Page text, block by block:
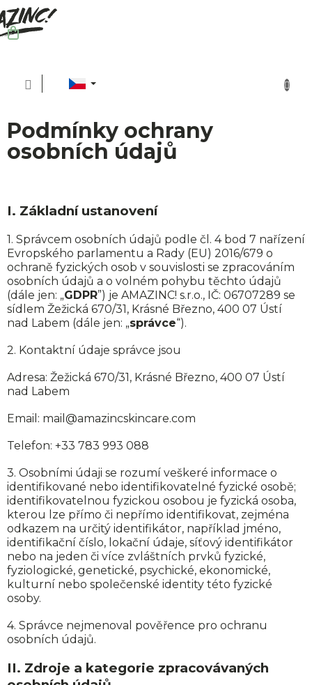
Přejít
na
Podmínky ochrany
osobních údajů
I. Základní ustanovení
1. Správcem osobních údajů podle čl. 4 bod 7 nařízení
Evropského parlamentu a Rady (EU) 2016/679 o
ochraně fyzických osob v souvislosti se zpracováním
osobních údajů a o volném pohybu těchto údajů
(dále jen: „GDPR”) je AMAZINC! s.r.o., IČ: 06707289 se
sídlem Žežická 670/31, Krásné Březno, 400 07 Ústí
nad Labem (dále jen: „správce“).
2. Kontaktní údaje správce jsou
Adresa: Žežická 670/31, Krásné Březno, 400 07 Ústí
nad Labem
Email: mail@amazincskincare.com
Telefon: +33 783 993 088
3. Osobními údaji se rozumí veškeré informace o
identifikované nebo identifikovatelné fyzické osobě;
identifikovatelnou fyzickou osobou je fyzická osoba,
kterou lze přímo či nepřímo identifikovat, zejména
odkazem na určitý identifikátor, například jméno,
identifikační číslo, lokační údaje, síťový identifikátor
nebo na jeden či více zvláštních prvků fyzické,
fyziologické, genetické, psychické, ekonomické,
kulturní nebo společenské identity této fyzické
osoby.
4. Správce nejmenoval pověřence pro ochranu
osobních údajů.
II. Zdroje a kategorie zpracovávaných